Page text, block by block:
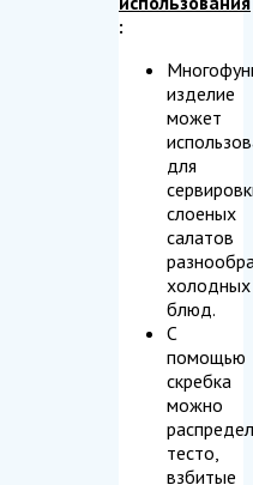
:
изделие
может
для
слоеных
салатов
холодных
блюд.
С
помощью
скребка
можно
тесто,
взбитые